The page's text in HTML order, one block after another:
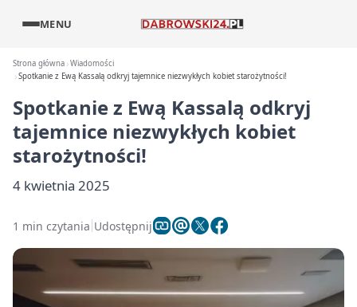
MENU
Strona główna Wiadomości
Spotkanie z Ewą Kassalą odkryj tajemnice niezwykłych kobiet starożytności!
Spotkanie z Ewą Kassalą odkryj
tajemnice niezwykłych kobiet
starożytności!
4 kwietnia 2025
1 min czytania Udostępnij